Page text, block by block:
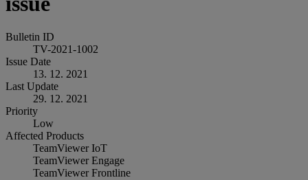
Bulletin ID
TV-2021-1002
Issue Date
13. 12. 2021
Last Update
29. 12. 2021
Priority
Low
Affected Products
TeamViewer IoT
TeamViewer Engage
TeamViewer Frontline